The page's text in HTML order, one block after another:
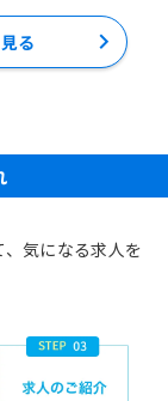
る
気になる求人を